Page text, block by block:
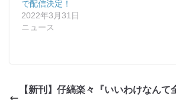
で配信決定！
2022年3月31日
ニュース
【新刊】仔縞楽々『いいわけなんて